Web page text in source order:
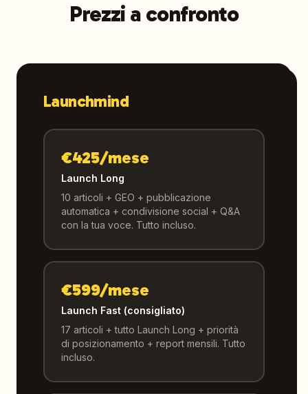
Prezzi a confronto
Launchmind
€425/mese
Launch Long
10 articoli + GEO + pubblicazione
automatica + condivisione social + Q&A
con la tua voce. Tutto incluso.
€599/mese
Launch Fast (consigliato)
17 articoli + tutto Launch Long + priorità
di posizionamento + report mensili. Tutto
incluso.